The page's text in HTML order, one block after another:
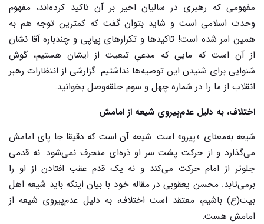
مفهومی که رهبری در سالیان اخیر بر آن تاکید کرده‌اند، مفهوم
وحدت اسلامی است و شاید بتوان گفت که کمترین توجه هم به
همین امر شده است! تاکیدها و تکرارهای پیاپی و چندباره آقا نشان
از آن است که مایی که مدعیِ تبعیت از ایشان هستیم، گوش
شنوایی برای شنیدن این توصیه‌ها نداشتیم. گزارشی از انتظارات رهبر
انقلاب از ما را در شماره چهل ‌و سوم حلقه‌وصل بخوانید.
اختلاف، به دلیل عدم‌پیروی شیعه از امامش
شیعه به‌معنای «پیرو» است. شیعه آن است که دقیقا جا پای امامش
می‌گذارد و از حرکت پشت سر او ذره‌ای منحرف نمی‌شود. نه قدمی
جلوتر از امام حرکت میکند و نه یک قدم عقب افتادن از او را
برمی‌تابد. محسن یعقوبی در مقاله خود با بیان اینکه باید شیعه اهل
بیت(ع) باشیم، معتقد است اختلاف، به دلیل عدم‌پیروی شیعه از
امامش هست.